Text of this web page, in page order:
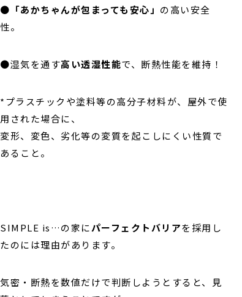
● 「あかちゃんが包まっても安心」 の高い安全
性。
●湿気を通す高い透湿性能で、断熱性能を維持！
*プラスチックや塗料等の高分子材料が、屋外で使
用された場合に、
変形、変色、劣化等の変質を起こしにくい性質で
あること。
SIMPLE is…の家にパーフェクトバリアを採用し
たのには理由があります。
気密・断熱を数値だけで判断しようとすると、見